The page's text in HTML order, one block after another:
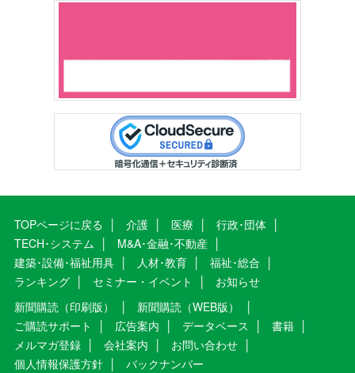
TOPページに戻る 介護 医療
行政･団体
TECH･システム
M&A･金融･不動産
建築･設備･福祉用具
人材･教育
福祉･総合
ランキング
セミナー・イベント
お知らせ
新聞購読（印刷版）
新聞購読（WEB版）
ご購読サポート
広告案内 データベース
書籍
メルマガ登録
会社案内
お問い合わせ
個人情報保護方針
バックナンバー